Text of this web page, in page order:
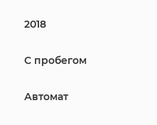
2018
С пробегом
Автомат